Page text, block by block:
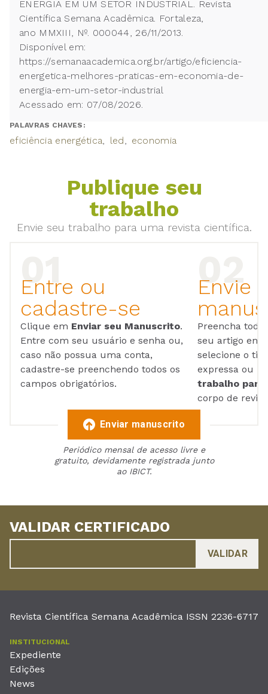
ENERGIA EM UM SETOR INDUSTRIAL. Revista
Científica Semana Acadêmica. Fortaleza,
ano MMXIII, Nº. 000044, 26/11/2013.
Disponível em:
https://semanaacademica.org.br/artigo/eficiencia-
energetica-melhores-praticas-em-economia-de-
energia-em-um-setor-industrial
Acessado em: 07/08/2026.
PALAVRAS CHAVES:
eficiência energética led economia
Publique seu
trabalho
Envie seu trabalho para uma revista científica.
Entre ou
cadastre-se
Clique em Enviar seu Manuscrito.
Entre com seu usuário e senha ou,
caso não possua uma conta,
cadastre-se preenchendo todos os
campos obrigatórios.
Envie
Preencha
seu artigo em
selecione o
expressa ou
trabalho para
corpo de
Enviar manuscrito
Periódico mensal de acesso livre e
gratuito, devidamente registrada junto
ao IBICT.
VALIDAR CERTIFICADO
Revista Científica Semana Acadêmica ISSN 2236-6717
INSTITUCIONAL
Expediente
Edições
News